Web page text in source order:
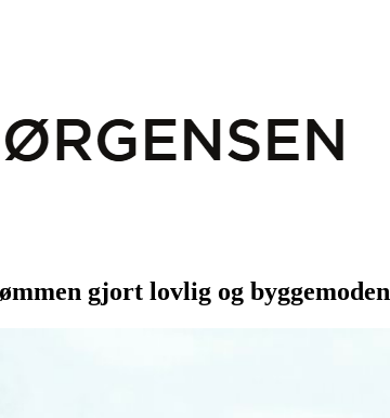
gjort lovlig og byggemoden